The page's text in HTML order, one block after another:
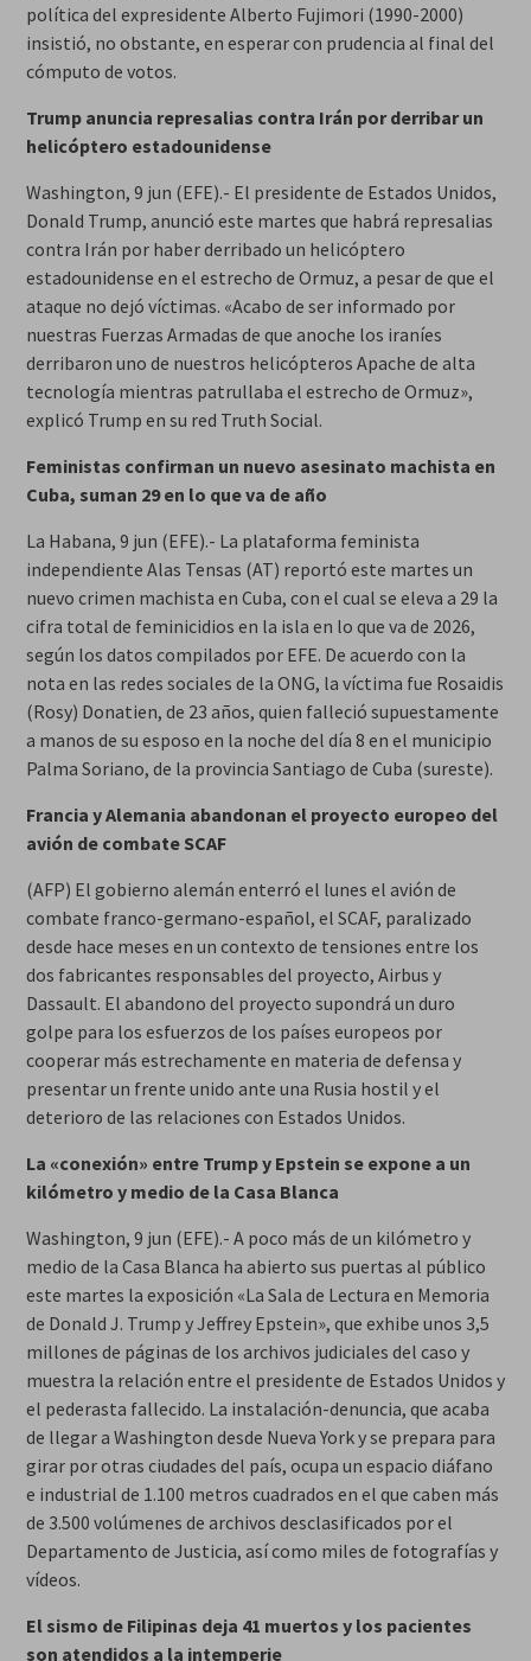
política del expresidente Alberto Fujimori (1990-2000)
insistió, no obstante, en esperar con prudencia al final del
cómputo de votos.
Trump anuncia represalias contra Irán por derribar un
helicóptero estadounidense
Washington, 9 jun (EFE).- El presidente de Estados Unidos,
Donald Trump, anunció este martes que habrá represalias
contra Irán por haber derribado un helicóptero
estadounidense en el estrecho de Ormuz, a pesar de que el
ataque no dejó víctimas. «Acabo de ser informado por
nuestras Fuerzas Armadas de que anoche los iraníes
derribaron uno de nuestros helicópteros Apache de alta
tecnología mientras patrullaba el estrecho de Ormuz»,
explicó Trump en su red Truth Social.
Feministas confirman un nuevo asesinato machista en
Cuba, suman 29 en lo que va de año
La Habana, 9 jun (EFE).- La plataforma feminista
independiente Alas Tensas (AT) reportó este martes un
nuevo crimen machista en Cuba, con el cual se eleva a 29 la
cifra total de feminicidios en la isla en lo que va de 2026,
según los datos compilados por EFE. De acuerdo con la
nota en las redes sociales de la ONG, la víctima fue Rosaidis
(Rosy) Donatien, de 23 años, quien falleció supuestamente
a manos de su esposo en la noche del día 8 en el municipio
Palma Soriano, de la provincia Santiago de Cuba (sureste).
Francia y Alemania abandonan el proyecto europeo del
avión de combate SCAF
(AFP) El gobierno alemán enterró el lunes el avión de
combate franco-germano-español, el SCAF, paralizado
desde hace meses en un contexto de tensiones entre los
dos fabricantes responsables del proyecto, Airbus y
Dassault. El abandono del proyecto supondrá un duro
golpe para los esfuerzos de los países europeos por
cooperar más estrechamente en materia de defensa y
presentar un frente unido ante una Rusia hostil y el
deterioro de las relaciones con Estados Unidos.
La «conexión» entre Trump y Epstein se expone a un
kilómetro y medio de la Casa Blanca
Washington, 9 jun (EFE).- A poco más de un kilómetro y
medio de la Casa Blanca ha abierto sus puertas al público
este martes la exposición «La Sala de Lectura en Memoria
de Donald J. Trump y Jeffrey Epstein», que exhibe unos 3,5
millones de páginas de los archivos judiciales del caso y
muestra la relación entre el presidente de Estados Unidos y
el pederasta fallecido. La instalación-denuncia, que acaba
de llegar a Washington desde Nueva York y se prepara para
girar por otras ciudades del país, ocupa un espacio diáfano
e industrial de 1.100 metros cuadrados en el que caben más
de 3.500 volúmenes de archivos desclasificados por el
Departamento de Justicia, así como miles de fotografías y
vídeos.
El sismo de Filipinas deja 41 muertos y los pacientes
son atendidos a la intemperie